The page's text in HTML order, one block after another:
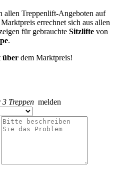
allen Treppenlift-Angeboten auf
errechnet sich aus allen
für gebrauchte Sitzlifte von
.
über dem Marktpreis!
3 Treppen melden